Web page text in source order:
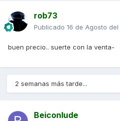
rob73
Publicado 16 de Agosto del
buen precio.. suerte con la venta-
2 semanas más tarde...
Beiconlude